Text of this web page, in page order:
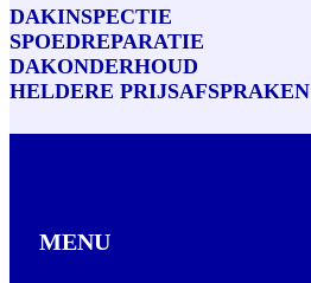
DAKINSPECTIE
SPOEDREPARATIE
DAKONDERHOUD
HELDERE PRIJSAFSPRAKEN
MENU